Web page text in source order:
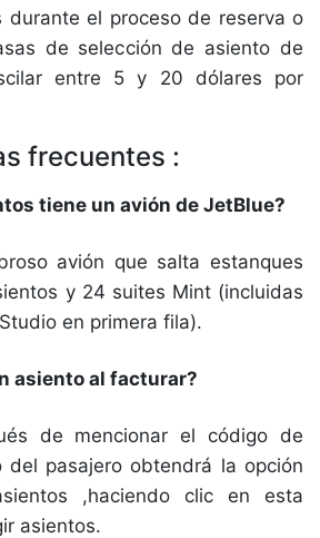
durante el proceso de reserva o
de selección de asiento de
entre 5 y 20 dólares por
frecuentes :
tiene un avión de JetBlue?
avión que salta estanques
y 24 suites Mint (incluidas
en primera fila).
asiento al facturar?
de mencionar el código de
del pasajero obtendrá la opción
,haciendo clic en esta
asientos.